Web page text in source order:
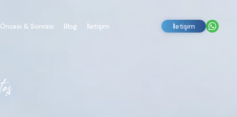
Öncesi & Sonrası Blog İletişim İletişim